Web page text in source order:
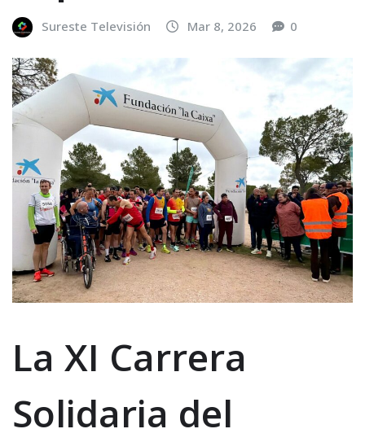
Sureste Televisión Mar 8, 2026 0
La XI Carrera
Solidaria del